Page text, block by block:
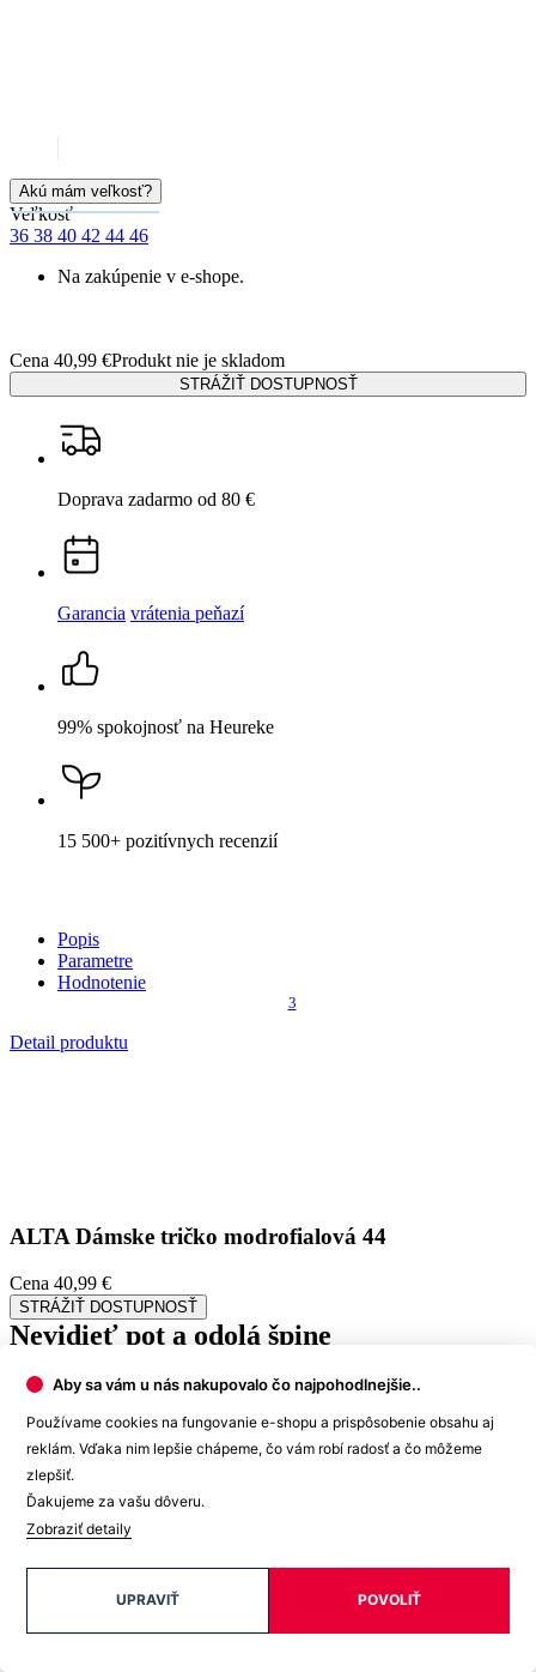
Akú mám veľkosť?
Veľkosť
36 38 40 42 44 46
Na zakúpenie v e-shope.
Produkt nie je skladom
Cena 40,99 €
STRÁŽIŤ DOSTUPNOSŤ
Doprava zadarmo od 80 €
Garancia vrátenia peňazí
99% spokojnosť na Heureke
15 500+ pozitívnych recenzií
Popis
Parametre
Hodnotenie
3
Detail produktu
ALTADámske tričko modrofialová 44
Cena 40,99 €
STRÁŽIŤ DOSTUPNOSŤ
Nevidieť pot a odolá špine
Unikátne a chytré vlastnosti, vďaka ktorým je naše oblečenie
Vonkajšia stranaodolá tekutinám a špine, všetko z nej ihneď
strasiete alebo jemne zotriete.
Vnútorná strana absorbuje vlhkosť a rozvádza ju do väčšej plochy
než bežná textília, aby látka nechladila a pot sa rýchlejšie odparil.
Kombinácia týchto vlastností zaručuje, že vám v oblečení bude celý
deň príjemne, pretože dokáže znížiť zápach a
mokré škvrny od
Aby sa vám u nás nakupovalo čo najpohodlnejšie..
Používame cookies na fungovanie e-shopu a prispôsobenie obsahu aj
reklám. Vďaka nim lepšie chápeme, čo vám robí radosť a čo môžeme
zlepšiť.
Ďakujeme za vašu dôveru.
Zobraziť detaily
POVOLIŤ
UPRAVIŤ